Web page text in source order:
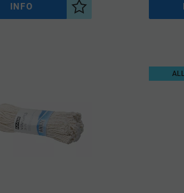
Lägg till i önskelista
INFO